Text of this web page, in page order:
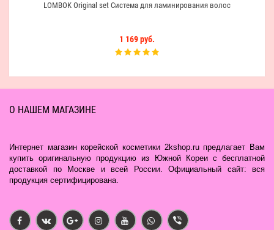
LOMBOK Original set Система для ламинирования волос
1 169 руб.
О НАШЕМ МАГАЗИНЕ
Интернет магазин корейской косметики 2kshop.ru предлагает Вам
купить оригинальную продукцию из Южной Кореи с бесплатной
доставкой по Москве и всей России. Официальный сайт: вся
продукция сертифицирована.